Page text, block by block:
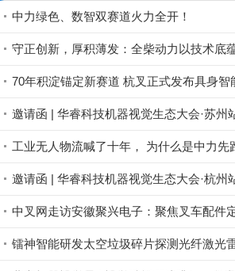
中力绿色、数智双赛道火力全开！
守正创新，厚积薄发：全柴动力以技术底
邀请函 | 华睿科技机器视觉生态大会·苏州
工业无人物流喊了十年， 为什么是中力先
邀请函 | 华睿科技机器视觉生态大会·杭州